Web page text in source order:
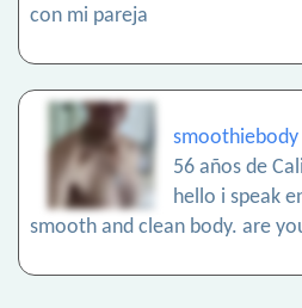
con mi pareja
smoothiebody
56 años de
hello i speak
smooth and clean body. are